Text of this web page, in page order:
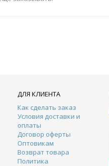
ДЛЯ КЛИЕНТА
Как сделать заказ
Условия доставки и
оплаты
Договор оферты
Оптовикам
Возврат товара
Политика